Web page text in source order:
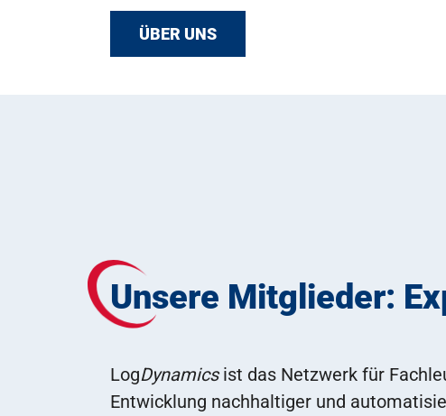
ÜBER UNS
Unsere Mitglieder:
LogDynamicsist das Netzwerk für
Entwicklung nachhaltiger und